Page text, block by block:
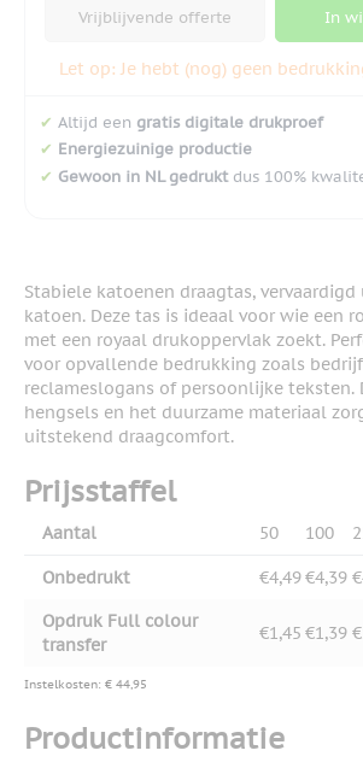
Vrijblijvende offerte In
Let op: Je hebt (nog) geen
✔ Altijd een gratis digitale drukproef
✔ Energiezuinige productie
✔ Gewoon in NL gedruktdus 100%
Stabiele katoenen draagtas, vervaardigd
katoen. Deze tas is ideaal voor wie een
met een royaal drukoppervlak zoekt.
voor opvallende bedrukking zoals
reclameslogans of persoonlijke teksten.
hengsels en het duurzame materiaal
uitstekend draagcomfort.
Prijsstaffel
Aantal 50 100
Onbedrukt €4,49€4,39
Opdruk Full colour
transfer
€1,45 €1,39
Instelkosten: € 44,95
Productinformatie